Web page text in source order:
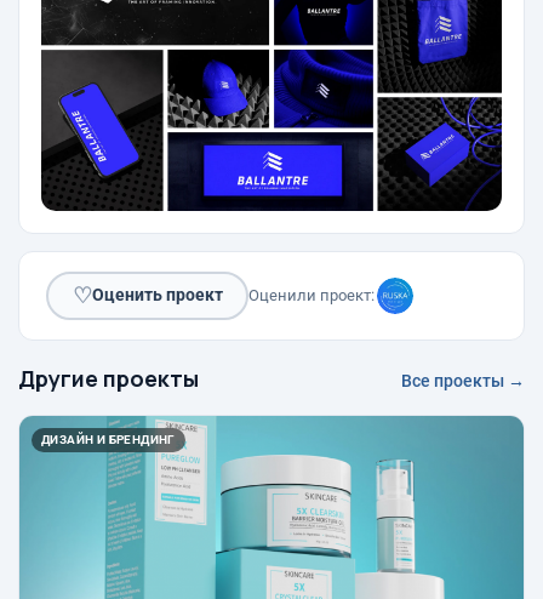
♡Оценить проект Оценили проект:
Другие проекты Все проекты →
ДИЗАЙН И БРЕНДИНГ